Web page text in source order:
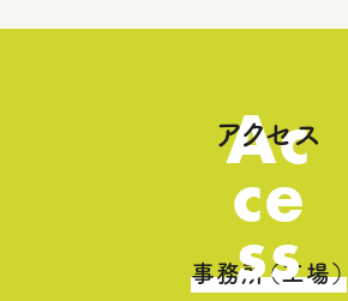
Ac
ce
ss
アクセス
事務所（工場）